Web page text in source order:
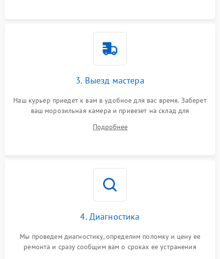
3. Выезд мастера
Наш курьер приедет к вам в удобное для вас время. Заберет
ваш морозильная камера и привезет на склад для
Подробнее
4. Диагностика
Мы проведем диагностику, определим поломку и цену ее
ремонта и сразу сообщим вам о сроках ее устранения